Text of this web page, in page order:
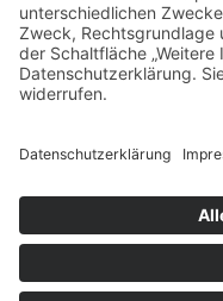
Google Analytics
Diese Website nutzt
(„Google“), Gordon
Google Analytics
Verhalten der
der Websitebetreiber
Seitenaufrufe,